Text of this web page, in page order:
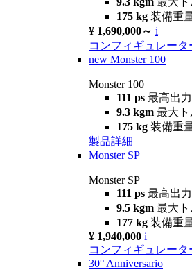
175 kg 装備重
¥ 1,690,000～ i
コンフィギュレータ
new Monster 100
Monster 100
111 ps 最高出力
9.3 kgm 最大ト
175 kg 装備重
製品詳細
Monster SP
Monster SP
111 ps 最高出力
9.5 kgm 最大ト
177 kg 装備重
¥ 1,940,000 i
コンフィギュレータ
30° Anniversario